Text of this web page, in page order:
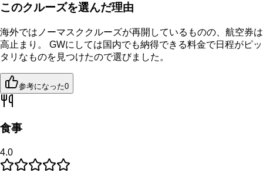
このクルーズを選んだ理由
海外ではノーマスククルーズが再開しているものの、航空券は
高止まり。 GWにしては国内でも納得できる料金で日程がピッ
タリなものを見つけたので選びました。
参考になった0
食事
4.0